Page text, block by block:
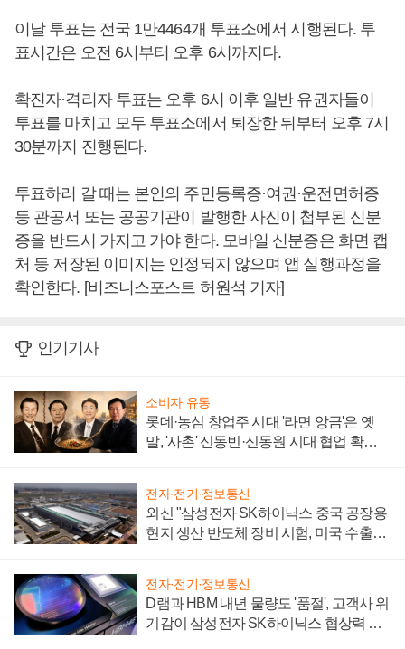
이날 투표는 전국 1만4464개 투표소에서 시행된다. 투
표시간은 오전 6시부터 오후 6시까지다.
확진자·격리자 투표는 오후 6시 이후 일반 유권자들이
투표를 마치고 모두 투표소에서 퇴장한 뒤부터 오후 7시
30분까지 진행된다.
투표하러 갈 때는 본인의 주민등록증·여권·운전면허증
등 관공서 또는 공공기관이 발행한 사진이 첩부된 신분
증을 반드시 가지고 가야 한다. 모바일 신분증은 화면 캡
처 등 저장된 이미지는 인정되지 않으며 앱 실행과정을
확인한다. [비즈니스포스트 허원석 기자]
인기기사
소비자·유통
롯데·농심 창업주 시대 '라면 앙금'은 옛
말, '사촌' 신동빈·신동원 시대 협업 확대
전자·전기·정보통신
외신 "삼성전자 SK하이닉스 중국 공장용
현지 생산 반도체 장비 시험, 미국 수출통
전자·전기·정보통신
D램과 HBM 내년 물량도 '품절', 고객사 위
기감이 삼성전자 SK하이닉스 협상력 더